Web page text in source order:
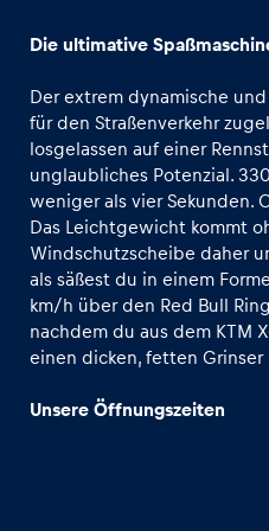
Erlebnisse
Seiten
Die ultimative
Der extrem dynamische
für den Straßenverkehr
losgelassen auf einer
unglaubliches Potenzial.
weniger als vier Sekunden.
Das Leichtgewicht kommt
Windschutzscheibe daher
als säßest du in einem
km/h über den Red Bull
nachdem du aus dem KTM
einen dicken, fetten
Unsere Öffnungszeiten
Formel Renault 3.5
Kart
INEOS Grenadier
Land Rover Defender
CFMOTO Offroad-Buggy
Onroad eigenes Fahrzeug
Offroad eigenes Fahrzeug
Moto2